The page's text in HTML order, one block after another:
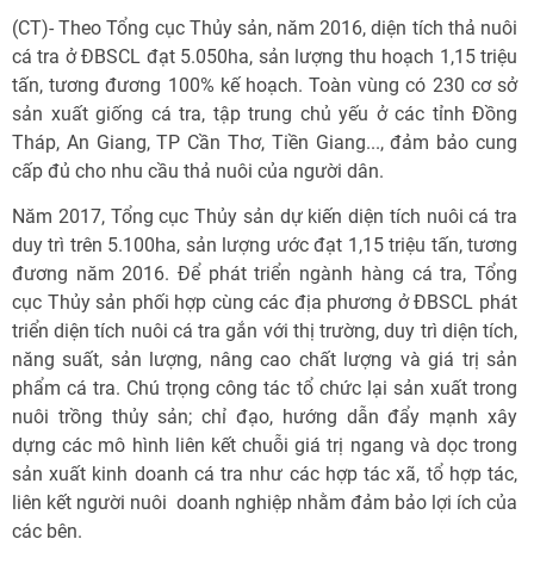
(CT)- Theo Tổng cục Thủy sản, năm 2016, diện tích thả nuôi
cá tra ở ĐBSCL đạt 5.050ha, sản lượng thu hoạch 1,15 triệu
tấn, tương đương 100% kế hoạch. Toàn vùng có 230 cơ sở
sản xuất giống cá tra, tập trung chủ yếu ở các tỉnh Đồng
Tháp, An Giang, TP Cần Thơ, Tiền Giang..., đảm bảo cung
cấp đủ cho nhu cầu thả nuôi của người dân.
Năm 2017, Tổng cục Thủy sản dự kiến diện tích nuôi cá tra
duy trì trên 5.100ha, sản lượng ước đạt 1,15 triệu tấn, tương
đương năm 2016. Để phát triển ngành hàng cá tra, Tổng
cục Thủy sản phối hợp cùng các địa phương ở ĐBSCL phát
triển diện tích nuôi cá tra gắn với thị trường, duy trì diện tích,
năng suất, sản lượng, nâng cao chất lượng và giá trị sản
phẩm cá tra. Chú trọng công tác tổ chức lại sản xuất trong
nuôi trồng thủy sản; chỉ đạo, hướng dẫn đẩy mạnh xây
dựng các mô hình liên kết chuỗi giá trị ngang và dọc trong
sản xuất kinh doanh cá tra như các hợp tác xã, tổ hợp tác,
liên kết người nuôi  doanh nghiệp nhằm đảm bảo lợi ích của
các bên.